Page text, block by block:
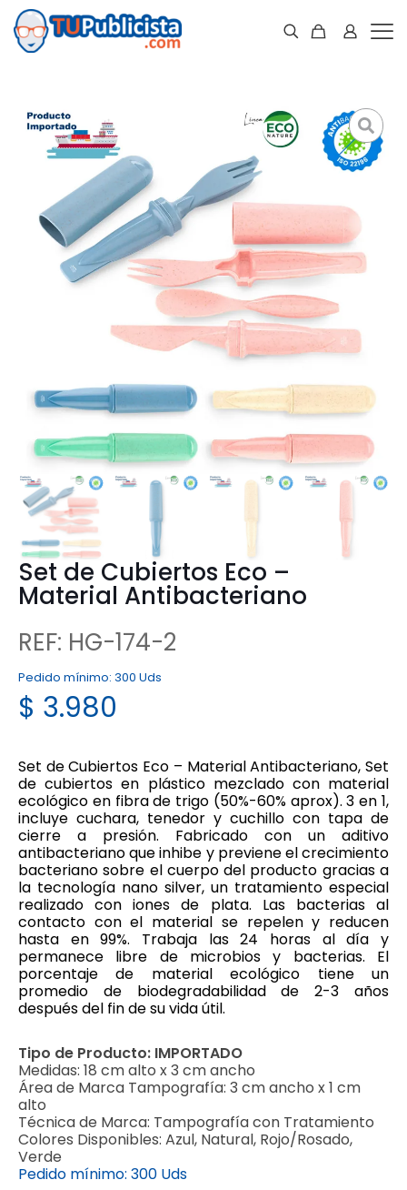
Set de Cubiertos Eco –
Material Antibacteriano
REF: HG-174-2
Pedido mínimo: 300 Uds
$ 3.980
Set de Cubiertos Eco – Material Antibacteriano, Set
de cubiertos en plástico mezclado con material
ecológico en fibra de trigo (50%-60% aprox). 3 en 1,
incluye cuchara, tenedor y cuchillo con tapa de
cierre a presión. Fabricado con un aditivo
antibacteriano que inhibe y previene el crecimiento
bacteriano sobre el cuerpo del producto gracias a
la tecnología nano silver, un tratamiento especial
realizado con iones de plata. Las bacterias al
contacto con el material se repelen y reducen
hasta en 99%. Trabaja las 24 horas al día y
permanece libre de microbios y bacterias. El
porcentaje de material ecológico tiene un
promedio de biodegradabilidad de 2-3 años
después del fin de su vida útil.
Tipo de Producto: IMPORTADO
Medidas: 18 cm alto x 3 cm ancho
Área de Marca Tampografía: 3 cm ancho x 1 cm
alto
Técnica de Marca: Tampografía con Tratamiento
Colores Disponibles: Azul, Natural, Rojo/Rosado,
Verde
Pedido mínimo: 300 Uds